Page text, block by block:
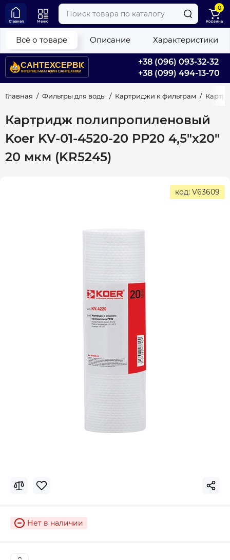
+38 (096) 093-32-32
+38 (099) 494-13-70
Главная Меню
0
Корзина
Главная Фильтры для воды Картриджи к фильтрам
Картридж полипропиленовый
Koer KV-01-4520-20 PP20 4,5"x20"
20 мкм (KR5245)
Всё о товаре Описание Характеристики
код: V63609
Нет в наличии